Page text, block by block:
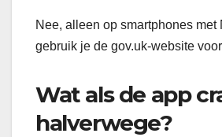
Nee, alleen op smartphones met
gebruik je de gov.uk-website
Wat als de app
halverwege?